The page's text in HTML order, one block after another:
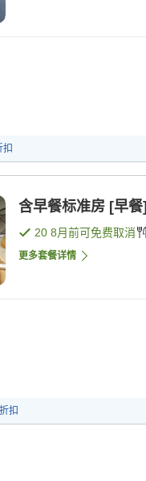
扣
含早餐标准房 [早餐]
20 8月前可免费取消
更多套餐详情
折扣